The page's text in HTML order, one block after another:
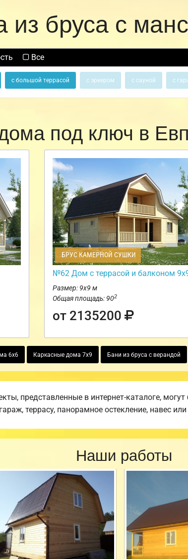
бруса с
Все
с большой террасой с эркером с сауной с
под ключ в
БРУС КАМЕРНОЙ СУШКИ
№62 Дом c террасой и балконом
Размер: 9х9 м
Общая площадь: 902
от 2135200
6х6 Каркасные дома 7х9 Бани из бруса с верандой
представленные в интернет-каталоге,
террасу, панорамное остекление, навес
Наши работы